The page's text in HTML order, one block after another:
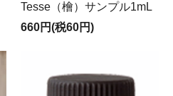
Tesse（檜）サンプル1mL
660円(税60円)